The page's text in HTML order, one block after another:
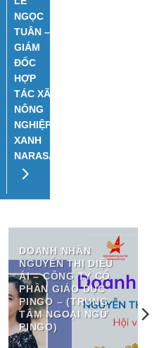
NGỌC
TUÂN –
GIÁM
ĐỐC
HỢP
TÁC XÃ
NÔNG
NGHIỆP
XANH
NARASA
DOANH NHÂN
NGUYỄN THỊ DIỆU
ÁI – CÔNG TY CỔ
PHẦN GIÁO DỤC
PINGO – (TRUNG
TÂM NGOẠI NGỮ
PINGO)